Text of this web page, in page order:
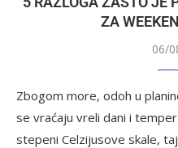
ZA
06/
Zbogom more, odoh u
se vraćaju vreli dani i
stepeni Celzijusove skale,